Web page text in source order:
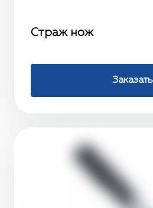
Страж нож
Заказать